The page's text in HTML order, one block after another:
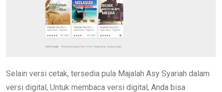
Selain versi cetak, tersedia pula Majalah Asy Syariah dalam
versi digital, Untuk membaca versi digital, Anda bisa